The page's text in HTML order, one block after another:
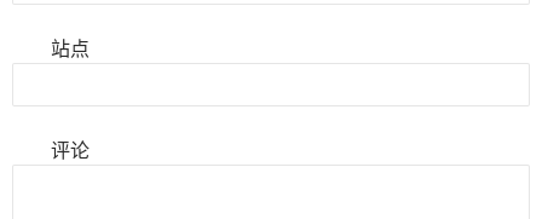
站点
评论